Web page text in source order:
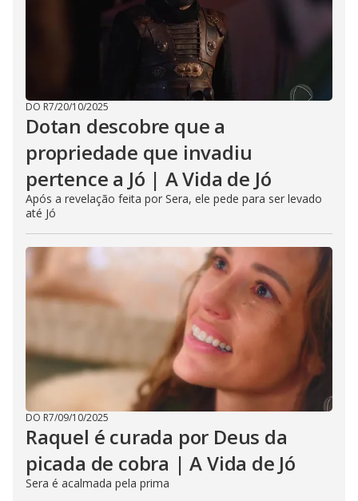
DO R7/20/10/2025
Dotan descobre que a
propriedade que invadiu
pertence a Jó | A Vida de Jó
Após a revelação feita por Sera, ele pede para ser levado
até Jó
DO R7/09/10/2025
Raquel é curada por Deus da
picada de cobra | A Vida de Jó
Sera é acalmada pela prima